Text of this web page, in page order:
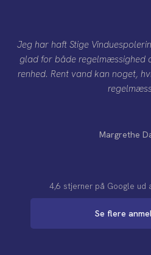
Jeg har haft Stige
glad for både regelmæssighed
renhed. Rent vand kan noget,
Margrethe
4,6 stjerner på Google​ ​ud
Se flere